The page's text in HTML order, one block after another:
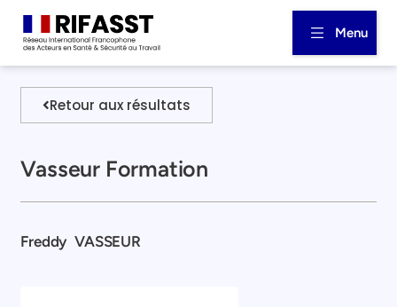
Menu
Retour aux résultats
Vasseur Formation
Freddy VASSEUR